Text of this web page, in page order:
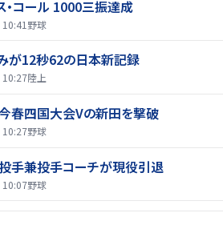
・コール 1000三振達成
野球
が12秒62の日本新記録
陸上
春四国大会Vの新田を撃破
野球
手兼投手コーチが現役引退
野球